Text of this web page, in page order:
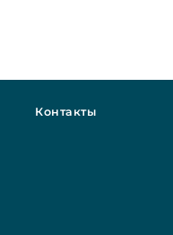
Контакты